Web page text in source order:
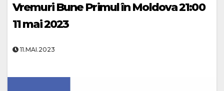
Vremuri Bune Primul în Moldova 21:00
11 mai 2023
11.MAI.2023